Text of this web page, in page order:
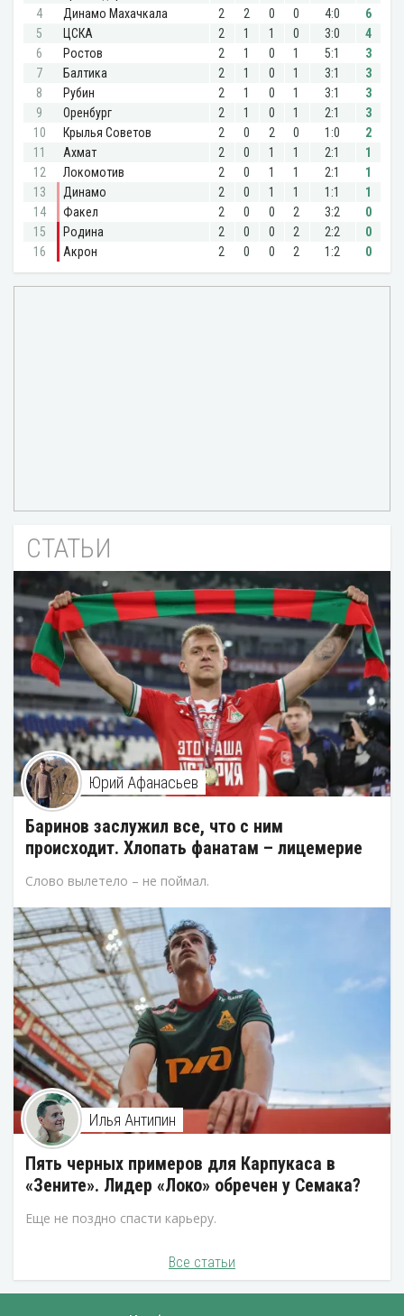
СТАТЬИ
Юрий Афанасьев
Баринов заслужил все, что с ним
происходит. Хлопать фанатам – лицемерие
Слово вылетело – не поймал.
Илья Антипин
Пять черных примеров для Карпукаса в
«Зените». Лидер «Локо» обречен у Семака?
Еще не поздно спасти карьеру.
Все статьи